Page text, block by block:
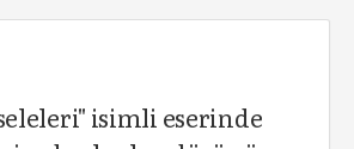
isimli eserinde